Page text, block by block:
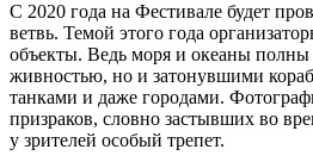
С 2020 года на Фестивале будет
ветвь. Темой этого года
объекты. Ведь моря и океаны полны
живностью, но и затонувшими
танками и даже городами.
призраков, словно застывших во
у зрителей особый трепет.